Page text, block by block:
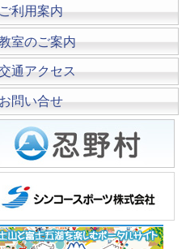
利用案内
室のご案内
通アクセス
問い合せ